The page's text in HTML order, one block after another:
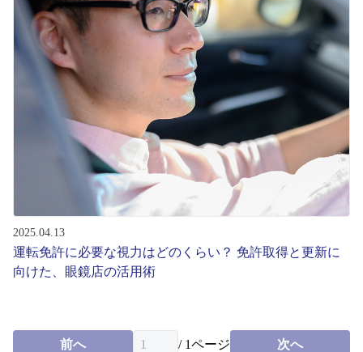
2025.04.13
運転免許に必要な視力はどのくらい？ 免許取得と更新に
向けた、眼鏡店の活用術
前へ / 1ページ 次へ